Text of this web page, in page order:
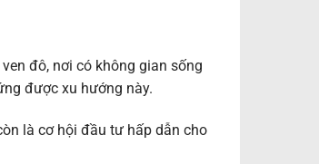
đô, nơi có không gian sống
được xu hướng này.
là cơ hội đầu tư hấp dẫn cho